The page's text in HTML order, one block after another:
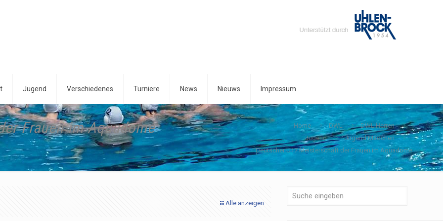
Jugend Verschiedenes Turniere News Nieuws Impressum
Frauen im Aquadome Home DWL
DWL Herren
Jugend
Jugend Mädchen
Deutscher U17 Meisterschaft der Frauen im Aquadome
Alle anzeigen